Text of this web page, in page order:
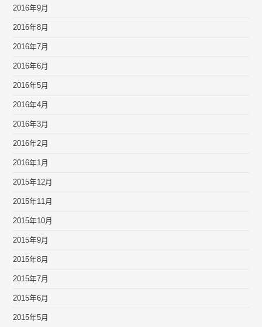
2016年9月
2016年8月
2016年7月
2016年6月
2016年5月
2016年4月
2016年3月
2016年2月
2016年1月
2015年12月
2015年11月
2015年10月
2015年9月
2015年8月
2015年7月
2015年6月
2015年5月